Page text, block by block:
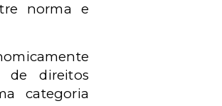
norma e
de direitos
categoria